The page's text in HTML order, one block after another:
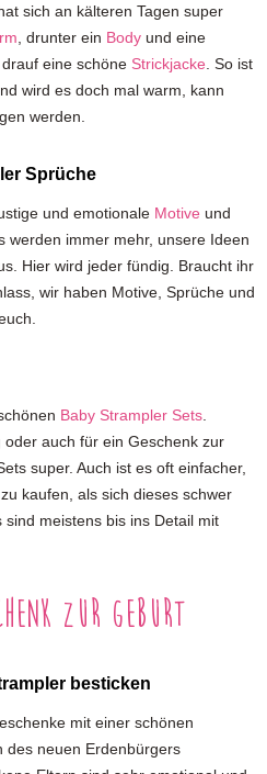
sich an kälteren Tagen super
, drunter ein Body und eine
eine schöne Strickjacke . So ist
wird es doch mal warm, kann
werden.
Sprüche
und emotionale Motive und
werden immer mehr, unsere Ideen
Hier wird jeder fündig. Braucht ihr
wir haben Motive, Sprüche und
Baby Strampler Sets
auch für ein Geschenk zur
super. Auch ist es oft einfacher,
kaufen, als sich dieses schwer
meistens bis ins Detail mit
zur Geburt
besticken
mit einer schönen
des neuen Erdenbürgers